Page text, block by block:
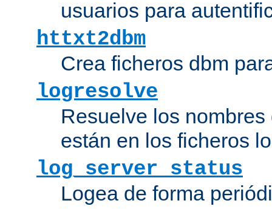
usuarios para
httxt2dbm
Crea ficheros dbm
logresolve
Resuelve los
están en los ficheros
log_server_status
Logea de forma